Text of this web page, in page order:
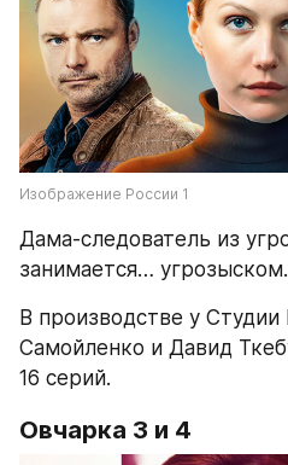
Изображение России 1
Дама-следователь из
занимается…
В производстве у
Самойленко и Давид
16 серий.
Овчарка 3 и 4